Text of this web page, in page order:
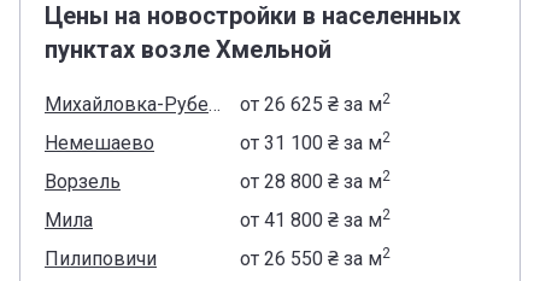
Цены на новостройки в населенных
пунктах возле Хмельной
Михайловка-Рубежовка от ‍26 625 ₴за м2
Немешаево от ‍31 100 ₴за м2
Ворзель от ‍28 800 ₴за м2
Мила от ‍41 800 ₴за м2
Пилиповичи от ‍26 550 ₴за м2